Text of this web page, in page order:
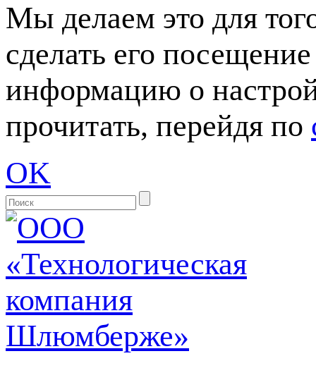
Мы делаем это для
сделать его
информацию о
прочитать, перейдя по
OK